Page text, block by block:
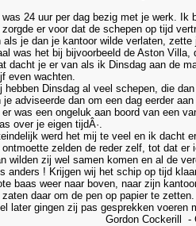
24 uur per dag bezig met je werk. Ik
zorgde er voor dat de schepen op tijd
als je dan je kantoor wilde verlaten,
was het bij bijvoorbeeld de Aston
dacht je er van als ik Dinsdag aan de
even wachten.
hebben Dinsdag al veel schepen, die
je adviseerde dan om een dag eerder
was een ongeluk aan boord van een
over je eigen tijdÂ·.
werd het mij te veel en ik dacht
ontmoette zelden de reder zelf, tot dat er
wilden zij wel samen komen en al de
anders ! Krijgen wij het schip op tijd
baas weer naar boven, naar zijn
daar om de pen op papier te
later gingen zij pas gesprekken voeren
Cockerill -